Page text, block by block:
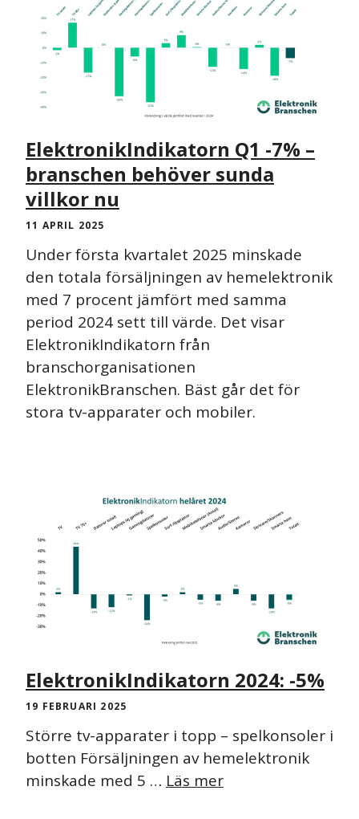
ElektronikIndikatorn Q1 -7% –
branschen behöver sunda
villkor nu
11 APRIL 2025
Under första kvartalet 2025 minskade
den totala försäljningen av hemelektronik
med 7 procent jämfört med samma
period 2024 sett till värde. Det visar
ElektronikIndikatorn från
branschorganisationen
ElektronikBranschen. Bäst går det för
stora tv-apparater och mobiler.
ElektronikIndikatorn 2024: -5%
19 FEBRUARI 2025
Större tv-apparater i topp – spelkonsoler i
botten Försäljningen av hemelektronik
minskade med 5 … Läs mer